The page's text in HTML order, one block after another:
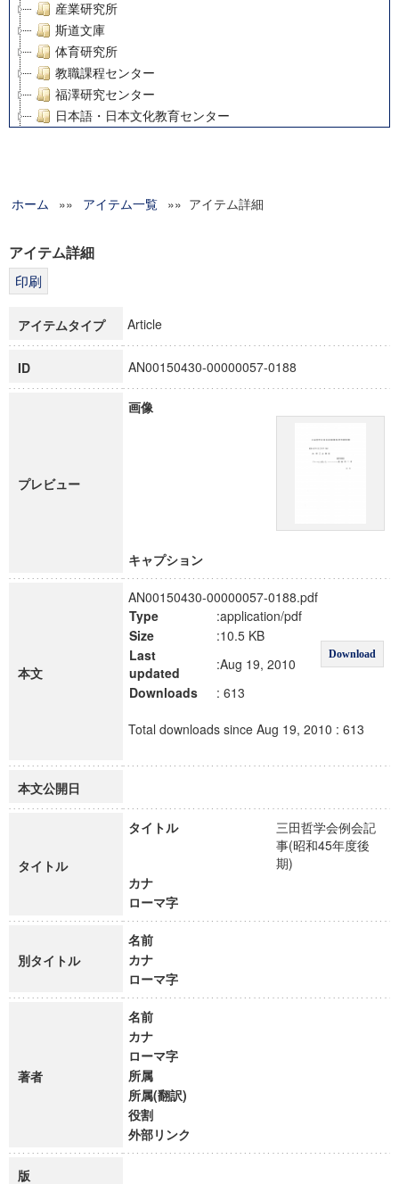
産業研究所
斯道文庫
体育研究所
教職課程センター
福澤研究センター
日本語・日本文化教育センター
グローバルリサーチインスティテュート
科学研究費補助金研究成果報告書
博士課程教育リーディングプログラム「超成熟社会発展のサ
ホーム »» アイテム一覧 »» アイテム詳細
アイテム詳細
アイテムタイプ Article
ID AN00150430-00000057-0188
プレビュー
画像
キャプション
本文
AN00150430-00000057-0188.pdf
Type
:application/pdf
Download
Size
:10.5 KB
Last
updated
:Aug 19, 2010
Downloads
: 613
Total downloads since Aug 19, 2010 : 613
本文公開日
タイトル
タイトル
三田哲学会例会記
事(昭和45年度後
期)
カナ
ローマ字
別タイトル
名前
カナ
ローマ字
著者
名前
カナ
ローマ字
所属
所属(翻訳)
役割
外部リンク
版